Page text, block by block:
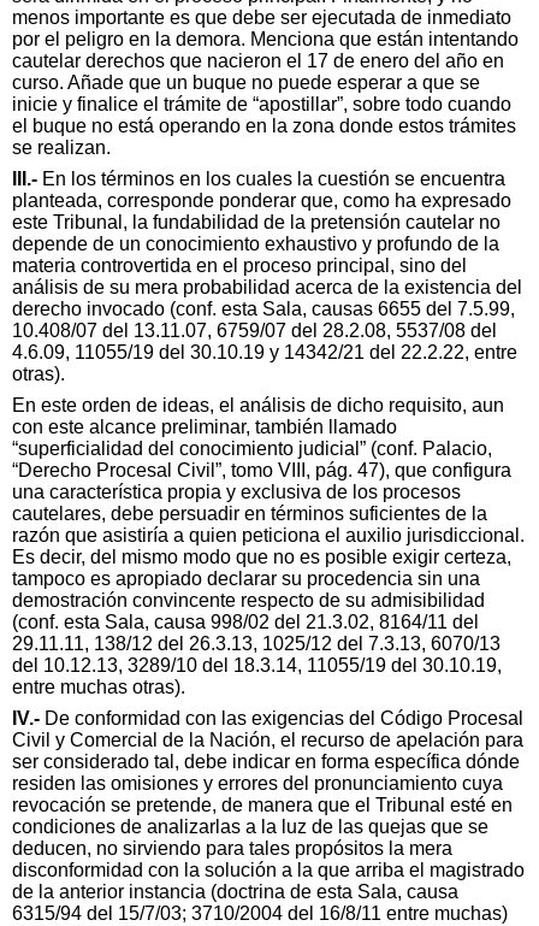
menos importante es que debe ser ejecutada de inmediato
por el peligro en la demora. Menciona que están intentando
cautelar derechos que nacieron el 17 de enero del año en
curso. Añade que un buque no puede esperar a que se
inicie y finalice el trámite de “apostillar”, sobre todo cuando
el buque no está operando en la zona donde estos trámites
se realizan.
III.- En los términos en los cuales la cuestión se encuentra
planteada, corresponde ponderar que, como ha expresado
este Tribunal, la fundabilidad de la pretensión cautelar no
depende de un conocimiento exhaustivo y profundo de la
materia controvertida en el proceso principal, sino del
análisis de su mera probabilidad acerca de la existencia del
derecho invocado (conf. esta Sala, causas 6655 del 7.5.99,
10.408/07 del 13.11.07, 6759/07 del 28.2.08, 5537/08 del
4.6.09, 11055/19 del 30.10.19 y 14342/21 del 22.2.22, entre
otras).
En este orden de ideas, el análisis de dicho requisito, aun
con este alcance preliminar, también llamado
“superficialidad del conocimiento judicial” (conf. Palacio,
“Derecho Procesal Civil”, tomo VIII, pág. 47), que configura
una característica propia y exclusiva de los procesos
cautelares, debe persuadir en términos suficientes de la
razón que asistiría a quien peticiona el auxilio jurisdiccional.
Es decir, del mismo modo que no es posible exigir certeza,
tampoco es apropiado declarar su procedencia sin una
demostración convincente respecto de su admisibilidad
(conf. esta Sala, causa 998/02 del 21.3.02, 8164/11 del
29.11.11, 138/12 del 26.3.13, 1025/12 del 7.3.13, 6070/13
del 10.12.13, 3289/10 del 18.3.14, 11055/19 del 30.10.19,
entre muchas otras).
IV.- De conformidad con las exigencias del Código Procesal
Civil y Comercial de la Nación, el recurso de apelación para
ser considerado tal, debe indicar en forma específica dónde
residen las omisiones y errores del pronunciamiento cuya
revocación se pretende, de manera que el Tribunal esté en
condiciones de analizarlas a la luz de las quejas que se
deducen, no sirviendo para tales propósitos la mera
disconformidad con la solución a la que arriba el magistrado
de la anterior instancia (doctrina de esta Sala, causa
6315/94 del 15/7/03; 3710/2004 del 16/8/11 entre muchas)